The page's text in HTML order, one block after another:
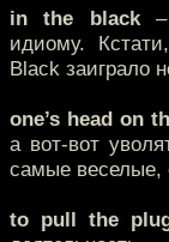
in the black–
идиому.
Black заиграло
one’s head on
а вот-вот
самые веселые,
to pull the